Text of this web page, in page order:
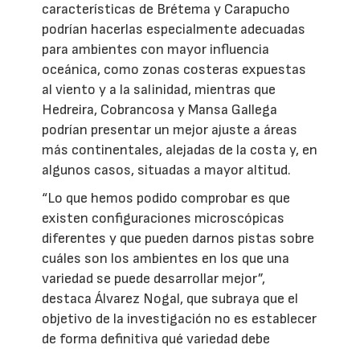
características de Brétema y Carapucho
podrían hacerlas especialmente adecuadas
para ambientes con mayor influencia
oceánica, como zonas costeras expuestas
al viento y a la salinidad, mientras que
Hedreira, Cobrancosa y Mansa Gallega
podrían presentar un mejor ajuste a áreas
más continentales, alejadas de la costa y, en
algunos casos, situadas a mayor altitud.
“Lo que hemos podido comprobar es que
existen configuraciones microscópicas
diferentes y que pueden darnos pistas sobre
cuáles son los ambientes en los que una
variedad se puede desarrollar mejor”,
destaca Álvarez Nogal, que subraya que el
objetivo de la investigación no es establecer
de forma definitiva qué variedad debe